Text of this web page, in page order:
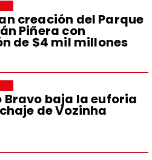
creación del Parque
Piñera con
de $4 mil millones
Bravo baja la euforia
de Vozinha